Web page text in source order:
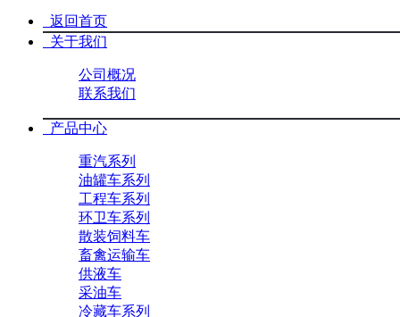
返回首页
关于我们
公司概况
联系我们
产品中心
重汽系列
油罐车系列
工程车系列
环卫车系列
散装饲料车
畜禽运输车
供液车
采油车
冷藏车系列